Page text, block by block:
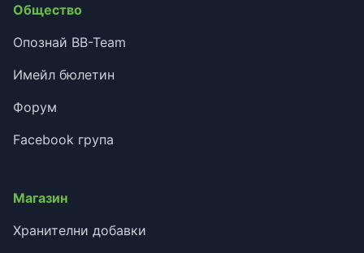
Общество
Опознай BB-Team
Имейл бюлетин
Форум
Facebook група
Магазин
Хранителни добавки